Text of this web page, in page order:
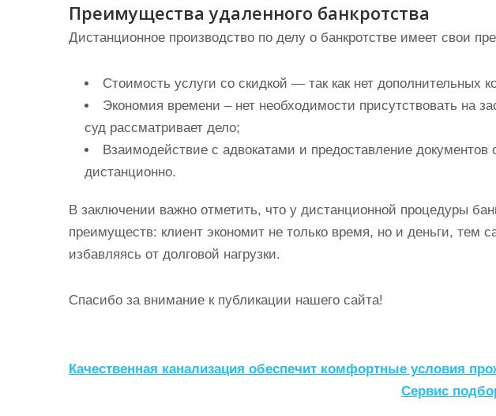
Преимущества удаленного банкротства
Дистанционное производство по делу о банкротстве имеет свои
Стоимость услуги со скидкой — так как нет дополнительных
Экономия времени – нет необходимости присутствовать на
суд рассматривает дело;
Взаимодействие с адвокатами и предоставление документов
дистанционно.
В заключении важно отметить, что у дистанционной процедуры
преимуществ: клиент экономит не только время, но и деньги, тем
избавляясь от долговой нагрузки.
Спасибо за внимание к публикации нашего сайта!
Н
Качественная канализация обеспечит комфортные условия
Сервис